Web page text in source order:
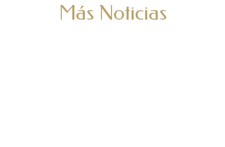
Más Noticias